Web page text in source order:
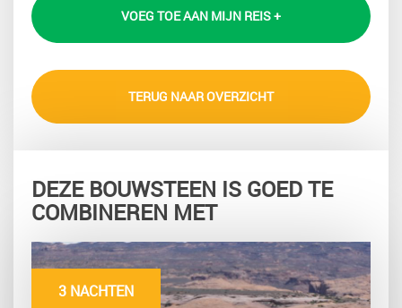
VOEG TOE AAN MIJN REIS +
TERUG NAAR OVERZICHT
DEZE BOUWSTEEN IS GOED TE
COMBINEREN MET
3 NACHTEN